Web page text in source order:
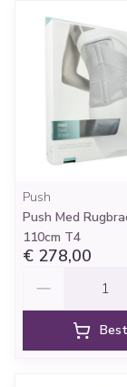
Push
Push Med
110cm T4
€ 278,00